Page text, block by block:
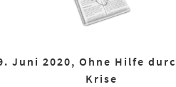
Juni 2020, Ohne Hilfe
Krise